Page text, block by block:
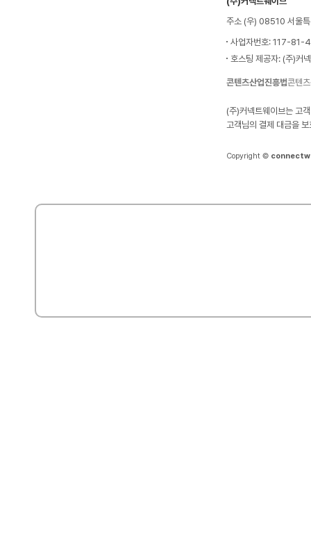
주소 (우) 08510 서울
사업자번호: 117-81-
호스팅 제공자: (주)커
콘텐츠산업진흥법콘텐
(주)커넥트웨이브는 고
고객님의 결제 대금을
Copyright ©